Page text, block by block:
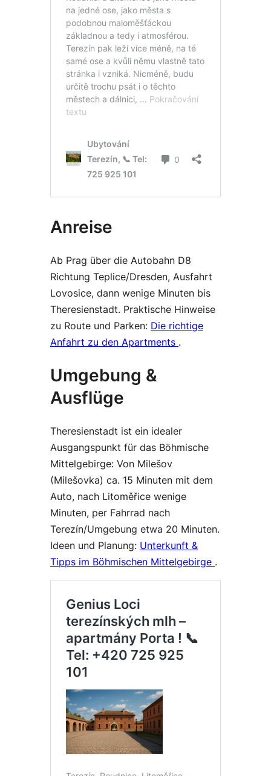
Anreise
Ab Prag über die Autobahn D8
Richtung Teplice/Dresden, Ausfahrt
Lovosice, dann wenige Minuten bis
Theresienstadt. Praktische Hinweise
zu Route und Parken: Die richtige
Anfahrt zu den Apartments .
Umgebung &
Ausflüge
Theresienstadt ist ein idealer
Ausgangspunkt für das Böhmische
Mittelgebirge: Von Milešov
(Milešovka) ca. 15 Minuten mit dem
Auto, nach Litoměřice wenige
Minuten, per Fahrrad nach
Terezín/Umgebung etwa 20 Minuten.
Ideen und Planung: Unterkunft &
Tipps im Böhmischen Mittelgebirge .